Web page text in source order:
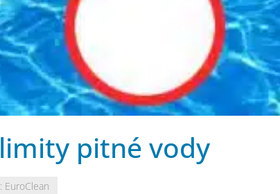
pitné vody
EuroClean